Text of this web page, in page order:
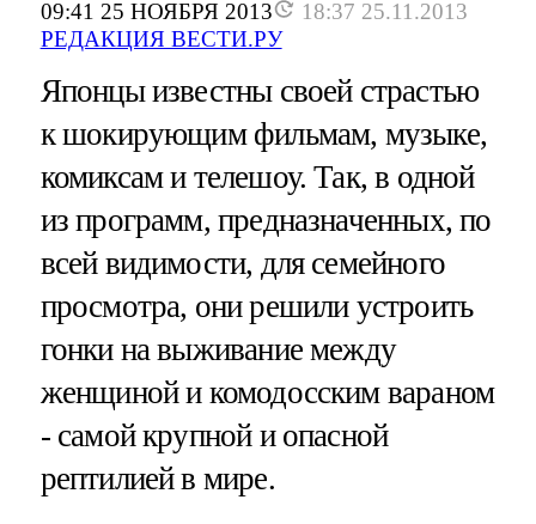
09:41 25 НОЯБРЯ 2013
18:37 25.11.2013
РЕДАКЦИЯ ВЕСТИ.РУ
Японцы известны своей страстью
к шокирующим фильмам, музыке,
комиксам и телешоу. Так, в одной
из программ, предназначенных, по
всей видимости, для семейного
просмотра, они решили устроить
гонки на выживание между
женщиной и комодосским вараном
- самой крупной и опасной
рептилией в мире.